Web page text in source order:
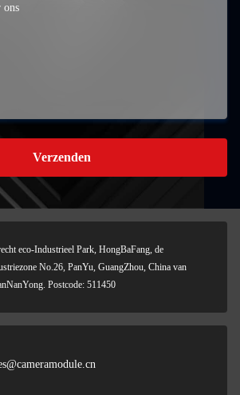
Verzenden
eco-Industrieel Park, HongBaFang, de
No.26, PanYu, GuangZhou, China van
Postcode: 511450